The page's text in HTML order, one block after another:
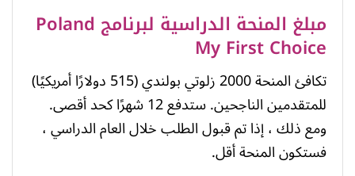
مبلغ المنحة الدراسية لبرنامج Poland
My First Choice
تكافئ المنحة 2000 زلوتي بولندي (515 دولارًا أمريكيًا)
للمتقدمين الناجحين. ستدفع 12 شهرًا كحد أقصى.
ومع ذلك ، إذا تم قبول الطلب خلال العام الدراسي ،
فستكون المنحة أقل.